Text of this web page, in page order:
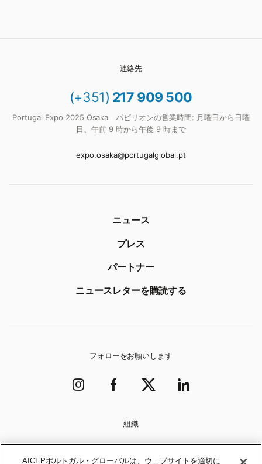
連絡先
(+351) 217 909 500
Portugal Expo 2025 Osaka パビリオンの営業時間: 月曜日から日曜
日、午前 9 時から午後 9 時まで
expo.osaka@portugalglobal.pt
ニュース
プレス
パートナー
ニュースレターを購読する
フォローをお願いします
組織
AICEPポルトガル・グローバルは、ウェブサイトを適切に